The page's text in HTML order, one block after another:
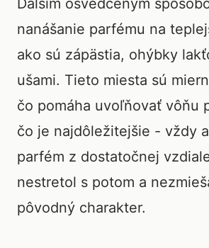
Ďalším osvedčeným
nanášanie parfému na
ako sú zápästia, ohýbky
ušami. Tieto miesta sú
čo pomáha uvoľňovať vôňu
čo je najdôležitejšie - vždy
parfém z dostatočnej
nestretol s potom a
pôvodný charakter.